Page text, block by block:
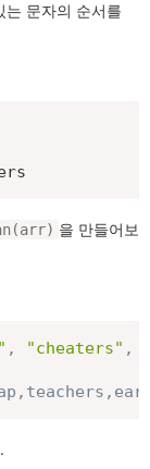
는 문자의 순서를
을 만들어보
, "cheaters" ,